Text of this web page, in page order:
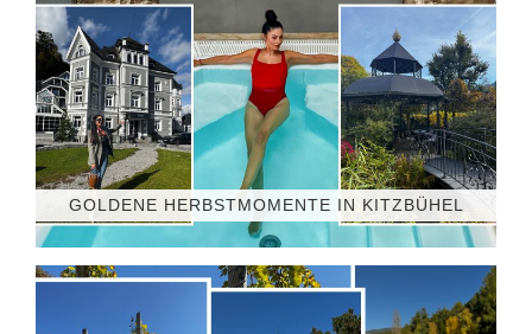
GOLDENE HERBSTMOMENTE IN KITZBÜHEL